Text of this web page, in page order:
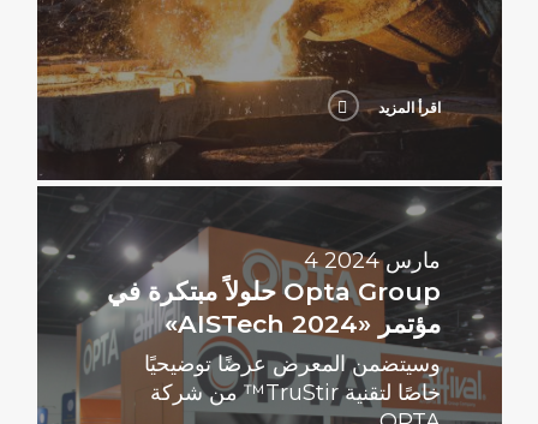
اقرأ المزيد
4 مارس 2024
Opta Group حلولاً مبتكرة في
مؤتمر «AISTech 2024»
وسيتضمن المعرض عرضًا توضيحيًا
خاصًا لتقنية TruStir™ من شركة
اقرأ